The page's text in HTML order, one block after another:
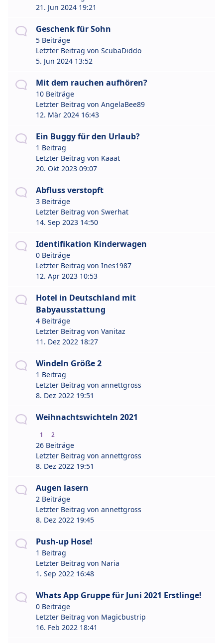
21. Jun 2024 19:21
Geschenk für Sohn
5 Beiträge
Letzter Beitrag von ScubaDiddo
5. Jun 2024 13:52
Mit dem rauchen aufhören?
10 Beiträge
Letzter Beitrag von AngelaBee89
12. Mär 2024 16:43
Ein Buggy für den Urlaub?
1 Beitrag
Letzter Beitrag von Kaaat
20. Okt 2023 09:07
Abfluss verstopft
3 Beiträge
Letzter Beitrag von Swerhat
14. Sep 2023 14:50
Identifikation Kinderwagen
0 Beiträge
Letzter Beitrag von Ines1987
12. Apr 2023 10:53
Hotel in Deutschland mit
Babyausstattung
4 Beiträge
Letzter Beitrag von Vanitaz
11. Dez 2022 18:27
Windeln Größe 2
1 Beitrag
Letzter Beitrag von annettgross
8. Dez 2022 19:51
Weihnachtswichteln 2021
1 2
26 Beiträge
Letzter Beitrag von annettgross
8. Dez 2022 19:51
Augen lasern
2 Beiträge
Letzter Beitrag von annettgross
8. Dez 2022 19:45
Push-up Hose!
1 Beitrag
Letzter Beitrag von Naria
1. Sep 2022 16:48
Whats App Gruppe für Juni 2021 Erstlinge!
0 Beiträge
Letzter Beitrag von Magicbustrip
16. Feb 2022 18:41